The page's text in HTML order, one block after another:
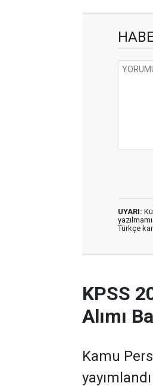
UYARI:
Türkçe
KPSS
Alımı
Kamu